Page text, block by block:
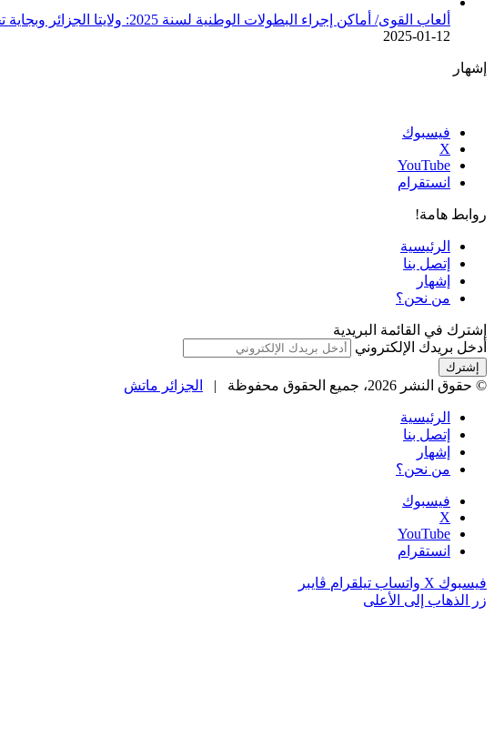
ألعاب القوى/ أماكن إجراء البطولات الوطنية لسنة 2025: ولايتا الجزائر وبجاية تحتضنان أغلبية المسابقات /اتحادية/
2025-01-12
إشهار
فيسبوك
‫X
‫YouTube
انستقرام
روابط هامة!
الرئيسية
إتصل بنا
إشهار
من نحن؟
إشترك في القائمة البريدية
أدخل بريدك الإلكتروني
© حقوق النشر 2026، جميع الحقوق محفوظة | الجزائر ماتش
الرئيسية
إتصل بنا
إشهار
من نحن؟
فيسبوك
‫X
‫YouTube
انستقرام
فيسبوك ‫X واتساب تيلقرام ڤايبر
زر الذهاب إلى الأعلى